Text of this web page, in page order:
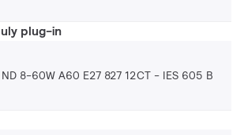
plug-in
8-60W A60 E27 827 12CT IES 605 B